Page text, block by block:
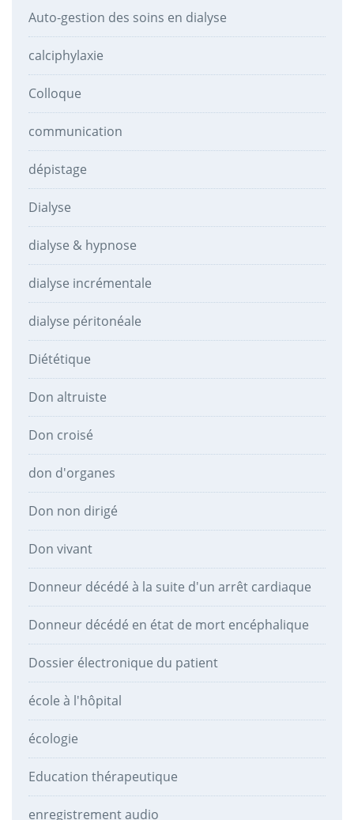
Auto-gestion des soins en dialyse
calciphylaxie
Colloque
communication
dépistage
Dialyse
dialyse & hypnose
dialyse incrémentale
dialyse péritonéale
Diététique
Don altruiste
Don croisé
don d'organes
Don non dirigé
Don vivant
Donneur décédé à la suite d'un arrêt cardiaque
Donneur décédé en état de mort encéphalique
Dossier électronique du patient
école à l'hôpital
écologie
Education thérapeutique
enregistrement audio